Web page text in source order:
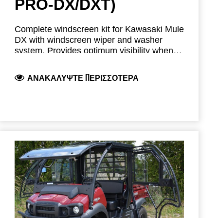
PRO-DX/DXT)
Complete windscreen kit for Kawasaki Mule
DX with windscreen wiper and washer
system. Provides optimum visibility when
Wiper + Washer
022CAT0026: Steel Roof Panel
022CAT0026A: Plastic Roof Panel
022CAT0027(A): Rear Panel
022CAT0028: Door Set
022CAT0044: Wiper Set
022CAT0045: Washer Set
42S08U01S02: Heater Set (accessory
Image shown is 022CAT0020A– MULE
PRO-DX Hard Cabin Kit with Doors with
Sliding Windows.
ΑΝΑΚΑΛΎΨΤΕ ΠΕΡΙΣΣΌΤΕΡΑ